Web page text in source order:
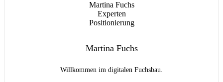
Martina Fuchs
Willkommen im digitalen Fuchsbau.